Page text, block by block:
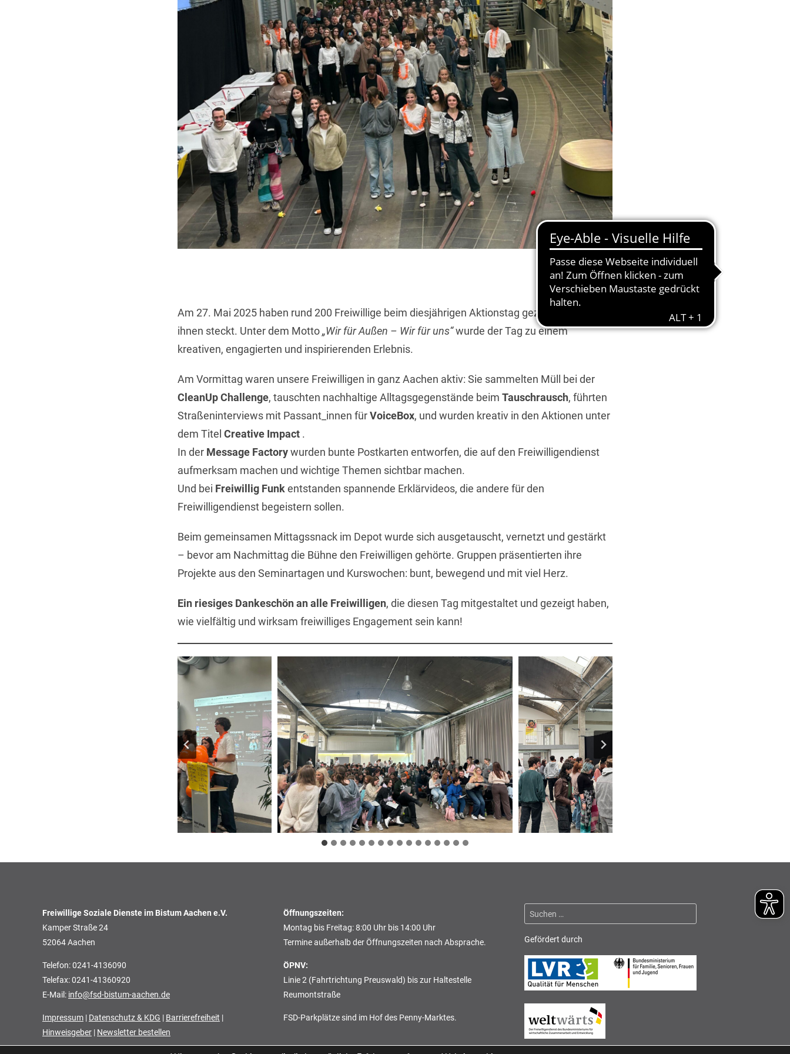
5. Juni 2025
Am 27. Mai 2025 haben rund 200 Freiwillige beim diesjährigen Aktionstag gezeigt, was in
ihnen steckt. Unter dem Motto „Wir für Außen – Wir für uns“wurde der Tag zu einem
kreativen, engagierten und inspirierenden Erlebnis.
Am Vormittag waren unsere Freiwilligen in ganz Aachen aktiv: Sie sammelten Müll bei der
CleanUp Challenge, tauschten nachhaltige Alltagsgegenstände beim Tauschrausch, führten
Straßeninterviews mit Passant_innen für VoiceBox, und wurden kreativ in den Aktionen unter
dem Titel Creative Impact .
In der Message Factory wurden bunte Postkarten entworfen, die auf den Freiwilligendienst
aufmerksam machen und wichtige Themen sichtbar machen.
Und bei Freiwillig Funk entstanden spannende Erklärvideos, die andere für den
Freiwilligendienst begeistern sollen.
Beim gemeinsamen Mittagssnack im Depot wurde sich ausgetauscht, vernetzt und gestärkt
– bevor am Nachmittag die Bühne den Freiwilligen gehörte. Gruppen präsentierten ihre
Projekte aus den Seminartagen und Kurswochen: bunt, bewegend und mit viel Herz.
Ein riesiges Dankeschön an alle Freiwilligen, die diesen Tag mitgestaltet und gezeigt haben,
wie vielfältig und wirksam freiwilliges Engagement sein kann!
Freiwillige Soziale Dienste im Bistum Aachen e.V.
Kamper Straße 24
52064 Aachen
Telefon: 0241-4136090
Telefax: 0241-41360920
E-Mail: info@fsd-bistum-aachen.de
Impressum | Datenschutz & KDG | Barrierefreiheit |
Hinweisgeber | Newsletter bestellen
Öffnungszeiten:
Montag bis Freitag: 8:00 Uhr bis 14:00 Uhr
Termine außerhalb der Öffnungszeiten nach Absprache.
ÖPNV:
Linie 2 (Fahrtrichtung Preuswald) bis zur Haltestelle
Reumontstraße
FSD-Parkplätze sind im Hof des Penny-Marktes.
Suchen
nach:
Gefördert durch